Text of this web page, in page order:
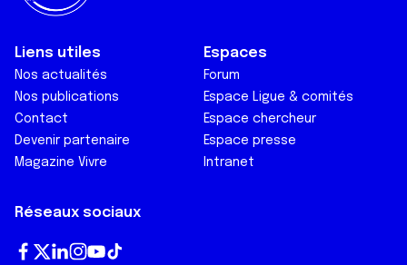
Liens utiles
Nos actualités
Nos publications
Contact
Devenir partenaire
Magazine Vivre
Espaces
Forum
Espace Ligue & comités
Espace chercheur
Espace presse
Intranet
Réseaux sociaux